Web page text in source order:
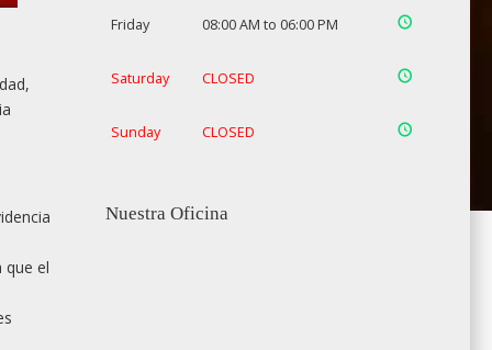
que el
Friday 08:00 AM to 06:00 PM
Saturday CLOSED
Sunday CLOSED
Nuestra Oficina